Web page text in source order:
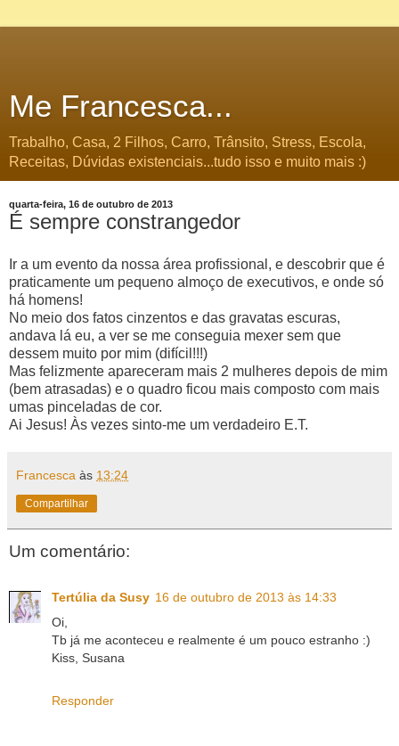
Me Francesca...
Trabalho, Casa, 2 Filhos, Carro, Trânsito, Stress, Escola,
Receitas, Dúvidas existenciais...tudo isso e muito mais :)
quarta-feira, 16 de outubro de 2013
É sempre constrangedor
Ir a um evento da nossa área profissional, e descobrir que é
praticamente um pequeno almoço de executivos, e onde só
há homens!
No meio dos fatos cinzentos e das gravatas escuras,
andava lá eu, a ver se me conseguia mexer sem que
dessem muito por mim (difícil!!!)
Mas felizmente apareceram mais 2 mulheres depois de mim
(bem atrasadas) e o quadro ficou mais composto com mais
umas pinceladas de cor.
Ai Jesus! Às vezes sinto-me um verdadeiro E.T.
Francesca às 13:24
Compartilhar
Um comentário:
Tertúlia da Susy 16 de outubro de 2013 às 14:33
Oi,
Tb já me aconteceu e realmente é um pouco estranho :)
Kiss, Susana
Responder